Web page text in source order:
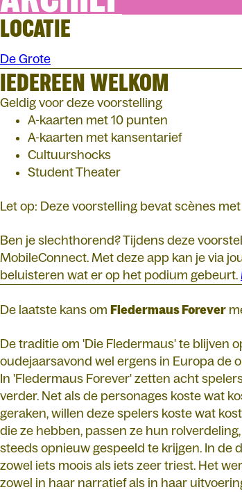
LOCATIE
De Grote
IEDEREEN WELKOM
Geldig voor deze voorstelling
A-kaarten met 10 punten
A-kaarten met kansentarief
Cultuurshocks
Student Theater
Let op: Deze voorstelling bevat scènes
Ben je slechthorend? Tijdens deze
MobileConnect. Met deze app kan je via
beluisteren wat er op het podium gebeurt.
De laatste kans om Fledermaus Forever
De traditie om 'Die Fledermaus' te blijven
oudejaarsavond wel ergens in Europa de
In 'Fledermaus Forever' zetten acht
verder. Net als de personages koste wat
geraken, willen deze spelers koste wat
die ze hebben, passen ze hun
steeds opnieuw gespeeld te krijgen. In de
zowel iets moois als iets zeer triest. Het
zowel in haar narratief als in haar